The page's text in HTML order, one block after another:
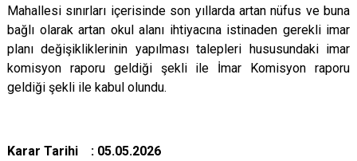
Mahallesi sınırları içerisinde son yıllarda artan nüfus ve buna
bağlı olarak artan okul alanı ihtiyacına istinaden gerekli imar
planı değişikliklerinin yapılması talepleri hususundaki imar
komisyon raporu geldiği şekli ile İmar Komisyon raporu
geldiği şekli ile kabul olundu.
Karar Tarihi : 05.05.2026